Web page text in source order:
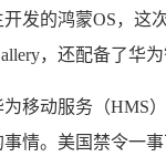
发的鸿蒙OS，这
，还配备了华为
移动服务（HMS
情。美国禁令一